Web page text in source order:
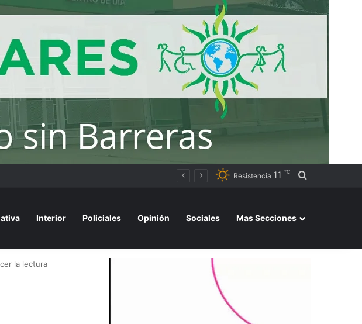
los principales aeropuertos del país Resistencia 11 ℃ Buscar por
Interior Policiales Opinión Sociales Mas Secciones
la lectura